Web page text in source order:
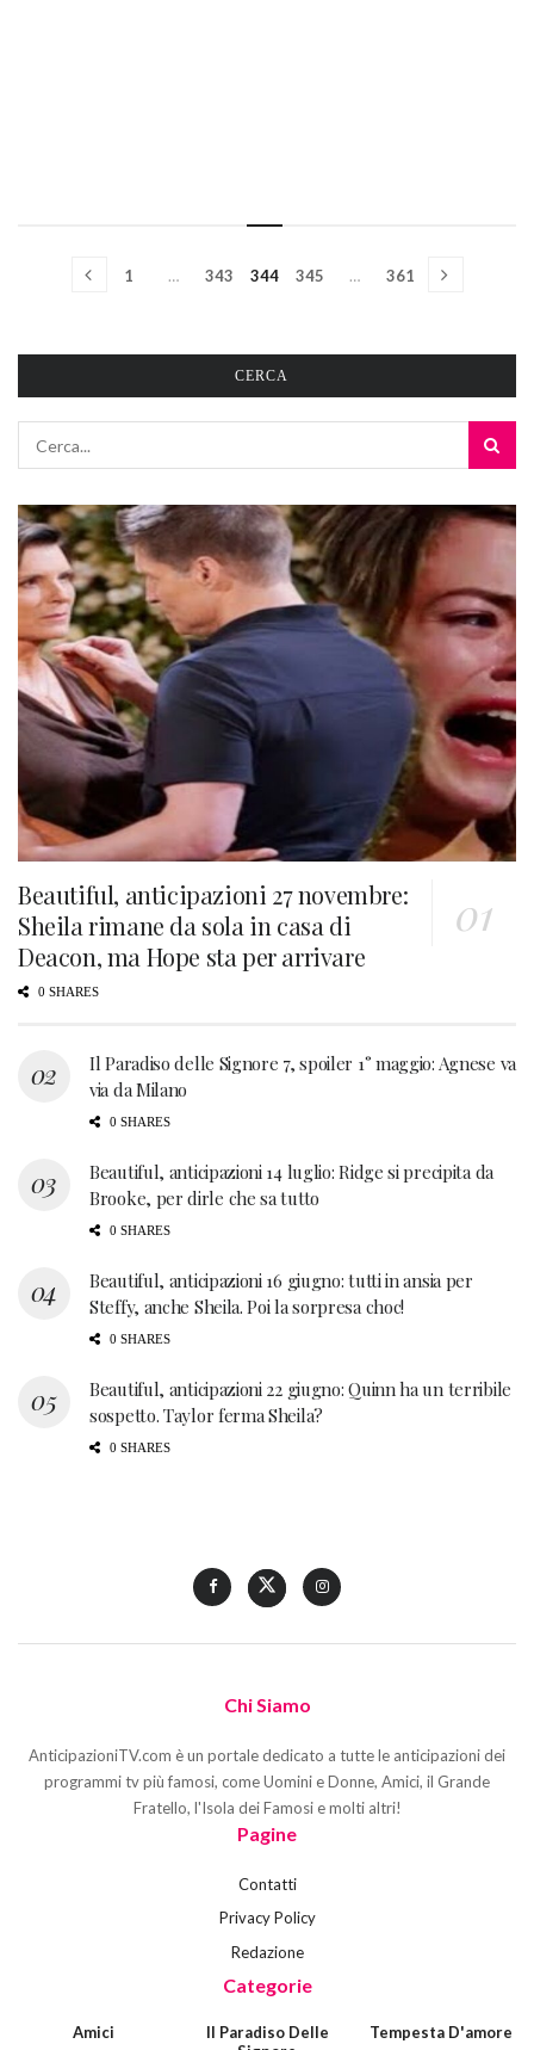
1 … 343 344 345 … 361
CERCA
Beautiful, anticipazioni 27 novembre:
Sheila rimane da sola in casa di
Deacon, ma Hope sta per arrivare
0 SHARES
Il Paradiso delle Signore 7, spoiler 1° maggio: Agnese va
via da Milano
0 SHARES
Beautiful, anticipazioni 14 luglio: Ridge si precipita da
Brooke, per dirle che sa tutto
0 SHARES
Beautiful, anticipazioni 16 giugno: tutti in ansia per
Steffy, anche Sheila. Poi la sorpresa choc!
0 SHARES
Beautiful, anticipazioni 22 giugno: Quinn ha un terribile
sospetto. Taylor ferma Sheila?
0 SHARES
Chi Siamo
AnticipazioniTV.com è un portale dedicato a tutte le anticipazioni dei
programmi tv più famosi, come Uomini e Donne, Amici, il Grande
Fratello, l'Isola dei Famosi e molti altri!
Pagine
Contatti
Privacy Policy
Redazione
Categorie
Amici
Il Paradiso Delle
Tempesta D'amore